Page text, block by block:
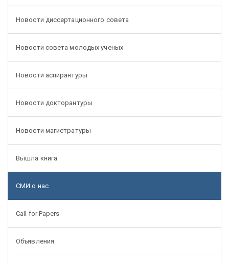
Новости диссертационного совета
Новости совета молодых ученых
Новости аспирантуры
Новости докторантуры
Новости магистратуры
Вышла книга
СМИ о нас
Call for Papers
Объявления